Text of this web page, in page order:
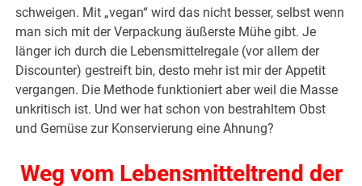
schweigen. Mit „vegan“ wird das nicht besser, selbst wenn
man sich mit der Verpackung äußerste Mühe gibt. Je
länger ich durch die Lebensmittelregale (vor allem der
Discounter) gestreift bin, desto mehr ist mir der Appetit
vergangen. Die Methode funktioniert aber weil die Masse
unkritisch ist. Und wer hat schon von bestrahltem Obst
und Gemüse zur Konservierung eine Ahnung?
Weg vom Lebensmitteltrend der